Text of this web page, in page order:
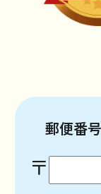
郵便番
〒